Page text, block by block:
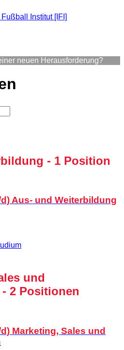
neuen Herausforderung?
- 1 Position
Aus- und Weiterbildung
und
- 2 Positionen
Marketing, Sales und